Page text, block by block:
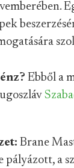
Ebből a
Brane
pályázott, a